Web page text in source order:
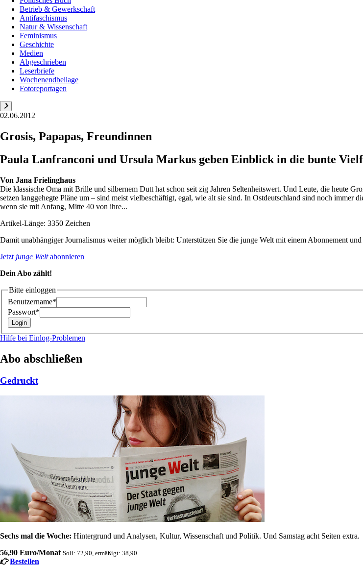
Betrieb & Gewerkschaft
Antifaschismus
Natur & Wissenschaft
Feminismus
Geschichte
Medien
Abgeschrieben
Leserbriefe
Wochenendbeilage
Fotoreportagen
02.06.2012
Grosis, Papapas, Freundinnen
Paula Lanfranconi und Ursula Markus geben Einblick in die bunte
Von Jana Frielinghaus
Die klassische Oma mit Brille und silbernem Dutt hat schon seit zig Jahren Seltenheitswert. Und Leute, die heute
setzen langgehegte Pläne um – sind meist vielbeschäftigt, egal, wie alt sie sind. In Ostdeutschland sind noch
wenn sie mit Anfang, Mitte 40 von ihre...
Artikel-Länge: 3350 Zeichen
Damit unabhängiger Journalismus weiter möglich bleibt: Unterstützen Sie die junge Welt mit einem Abonnement
Jetzt junge Weltabonnieren
Dein Abo zählt!
Bitte einloggen
Benutzername*
Passwort*
Hilfe bei Einlog-Problemen
Abo abschließen
Gedruckt
Sechs mal die Woche: Hintergrund und Analysen, Kultur, Wissenschaft und Politik. Und Samstag acht Seiten extra.
56,90 Euro/Monat Soli: 72,90, ermäßigt: 38,90
Bestellen